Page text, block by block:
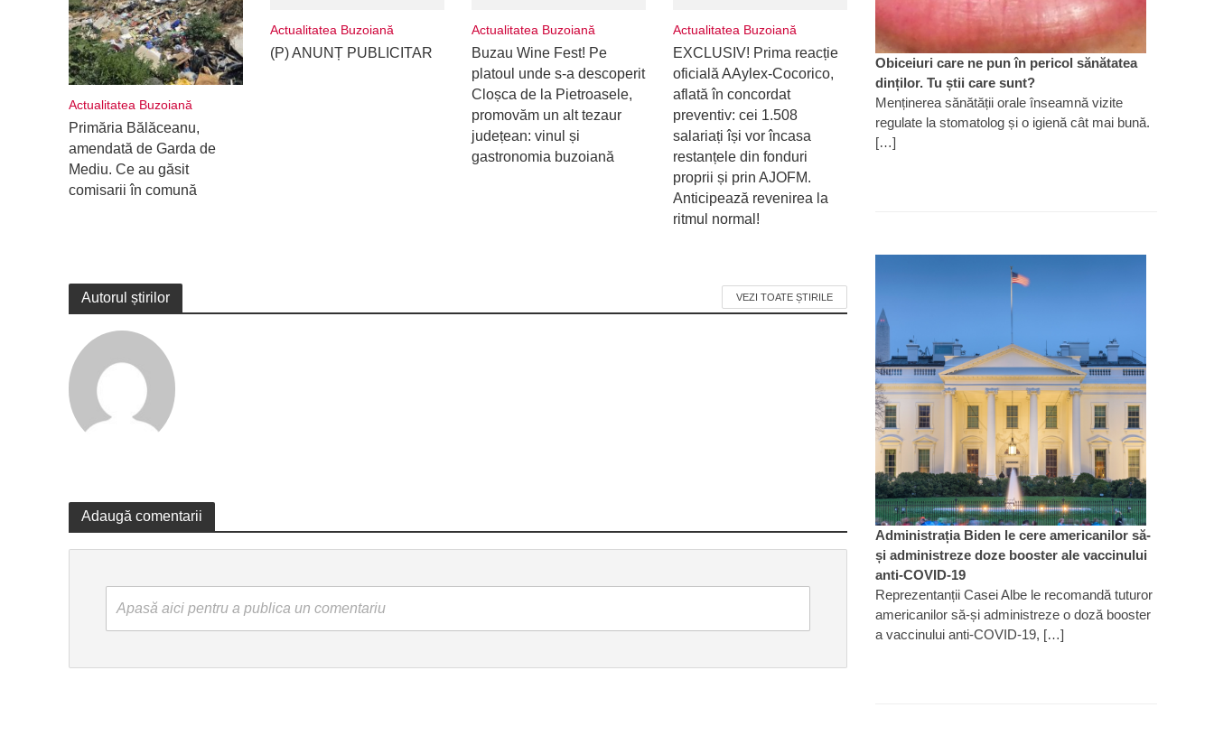
Actualitatea Buzoiană
Primăria Bălăceanu,
amendată de Garda de
Mediu. Ce au găsit
comisarii în comună
Actualitatea Buzoiană
(P) ANUNȚ PUBLICITAR
Actualitatea Buzoiană
Buzau Wine Fest! Pe
platoul unde s-a descoperit
Cloșca de la Pietroasele,
promovăm un alt tezaur
județean: vinul și
gastronomia buzoiană
Actualitatea Buzoiană
EXCLUSIV! Prima reacție
oficială AAylex-Cocorico,
aflată în concordat
preventiv: cei 1.508
salariați își vor încasa
restanțele din fonduri
proprii și prin AJOFM.
Anticipează revenirea la
ritmul normal!
Autorul știrilor VEZI TOATE ȘTIRILE
Adaugă comentarii
Apasă aici pentru a publica un comentariu
Obiceiuri care ne pun în pericol sănătatea
dinților. Tu știi care sunt?
Menținerea sănătății orale înseamnă vizite
regulate la stomatolog și o igienă cât mai bună.
[…]
Administrația Biden le cere americanilor să-
și administreze doze booster ale vaccinului
anti-COVID-19
Reprezentanții Casei Albe le recomandă tuturor
americanilor să-și administreze o doză booster
a vaccinului anti-COVID-19, […]